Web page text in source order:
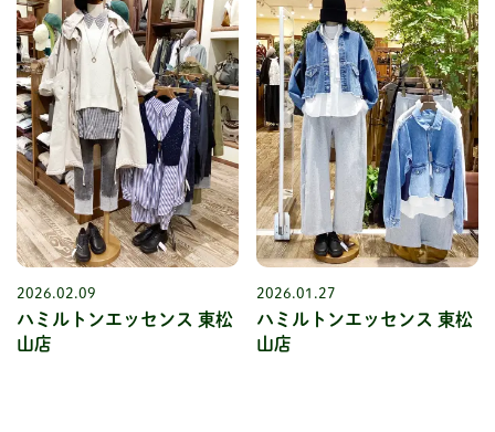
2026.02.09
ハミルトンエッセンス 東松
山店
2026.01.27
ハミルトンエッセンス 東松
山店